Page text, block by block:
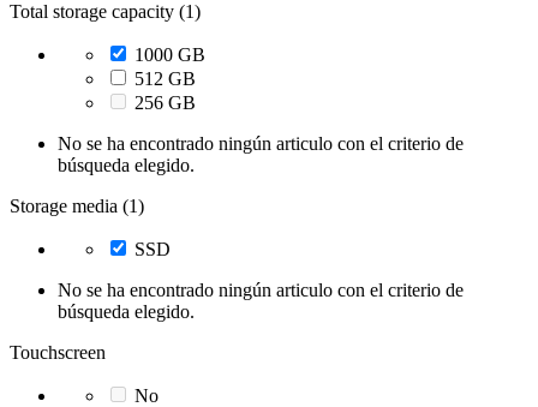
Total storage capacity (1)
1000 GB
512 GB
256 GB
No se ha encontrado ningún articulo con el criterio de
búsqueda elegido.
Storage media (1)
SSD
No se ha encontrado ningún articulo con el criterio de
búsqueda elegido.
Touchscreen
No